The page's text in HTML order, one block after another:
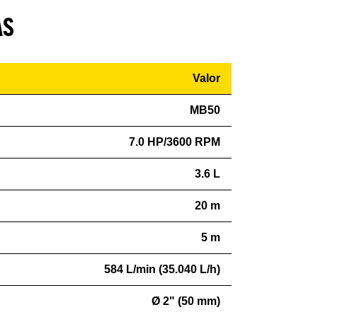
Valor
MB50
7.0 HP/3600 RPM
3.6 L
20 m
5 m
584 L/min (35.040 L/h)
Ø 2" (50 mm)